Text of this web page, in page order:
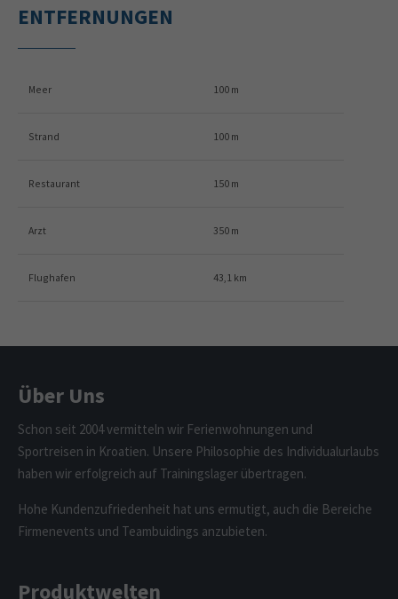
ENTFERNUNGEN
Meer 100 m
Strand 100 m
Restaurant 150 m
Arzt 350 m
Flughafen 43,1 km
Über Uns
Schon seit 2004 vermitteln wir Ferienwohnungen und
Sportreisen in Kroatien. Unsere Philosophie des Individualurlaubs
haben wir erfolgreich auf Trainingslager übertragen.
Hohe Kundenzufriedenheit hat uns ermutigt, auch die Bereiche
Firmenevents und Teambuidings anzubieten.
Produktwelten